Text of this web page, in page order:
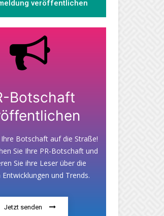
veröffentlichen
Botschaft
Botschaft auf die Straße!
Sie Ihre PR-Botschaft und
Sie ihre Leser über die
und Trends.
Jetzt senden